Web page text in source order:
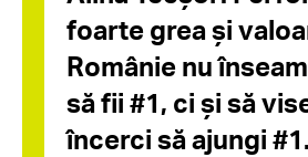
foarte grea și
Românie nu
să fii #1, ci și să
încerci să ajungi #1.